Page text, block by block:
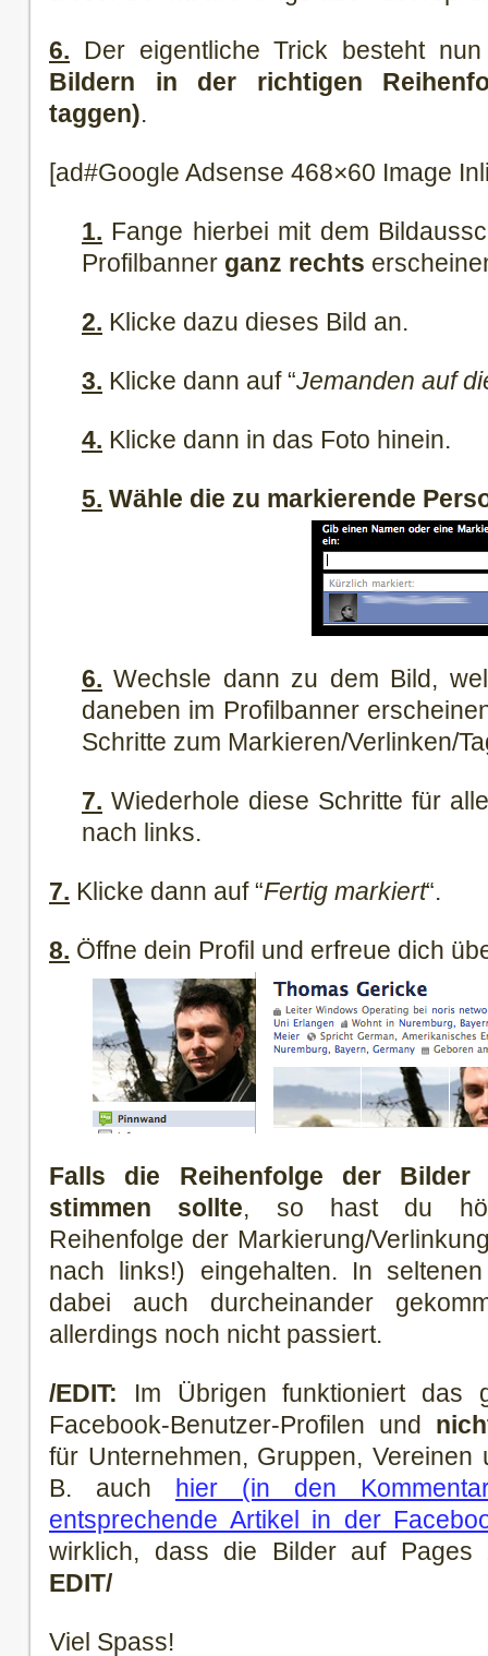
6. Der eigentliche Trick besteht
Bildern in der richtigen
taggen).
[ad#Google Adsense 468×60 Image
1. Fange hierbei mit dem
Profilbanner ganz rechts
2. Klicke dazu dieses Bild an.
3. Klicke dann auf “Jemanden auf
4. Klicke dann in das Foto hinein.
5. Wähle die zu markierende
6. Wechsle dann zu dem Bild,
daneben im Profilbanner
Schritte zum Markieren/Verlinken/
7. Wiederhole diese Schritte für
nach links.
7. Klicke dann auf “Fertig markiert“.
8. Öffne dein Profil und erfreue dich
Falls die Reihenfolge der Bilder
stimmen sollte, so hast du
Reihenfolge der Markierung/
nach links!) eingehalten. In
dabei auch durcheinander
allerdings noch nicht passiert.
/EDIT: Im Übrigen funktioniert das
Facebook-Benutzer-Profilen und
für Unternehmen, Gruppen,
B. auch hier (in den
entsprechende Artikel in der
wirklich, dass die Bilder auf Pages
EDIT/
Viel Spass!